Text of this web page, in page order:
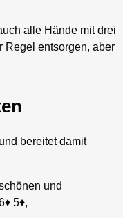
alle Hände mit drei
Regel entsorgen, aber
bereitet damit
und
5♦,